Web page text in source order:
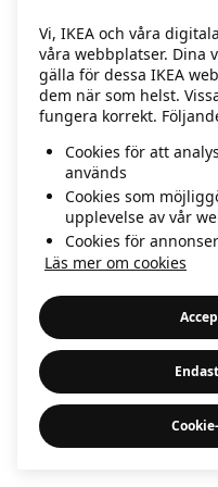
Vi, IKEA och våra
våra webbplatser. Dina
gälla för dessa IKEA
dem när som helst.
fungera korrekt.
Cookies för att
används
Cookies som
upplevelse av vår
Cookies för
Läs mer om cookies